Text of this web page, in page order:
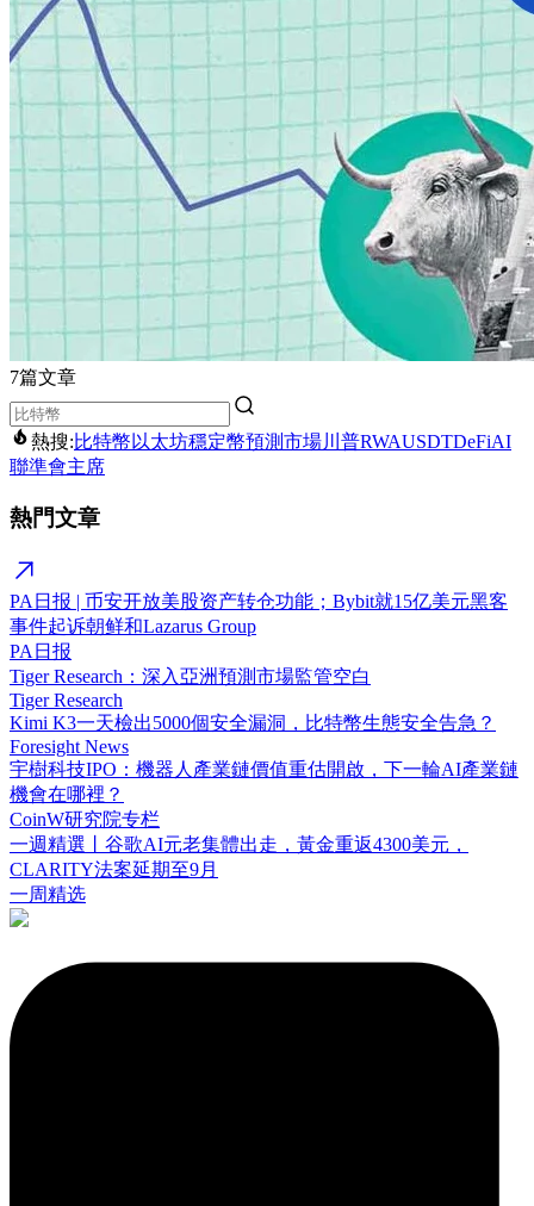
7篇文章
熱搜:比特幣 以太坊穩定幣預測市場川普RWAUSDTDeFiAI
聯準會主席
熱門文章
PA日报 | 币安开放美股资产转仓功能；Bybit就15亿美元黑客
事件起诉朝鲜和Lazarus Group
PA日报
Tiger Research：深入亞洲預測市場監管空白
Tiger Research
Kimi K3一天檢出5000個安全漏洞，比特幣生態安全告急？
Foresight News
宇樹科技IPO：機器人產業鏈價值重估開啟，下一輪AI產業鏈
機會在哪裡？
CoinW研究院专栏
一週精選丨谷歌AI元老集體出走，黃金重返4300美元，
CLARITY法案延期至9月
一周精选